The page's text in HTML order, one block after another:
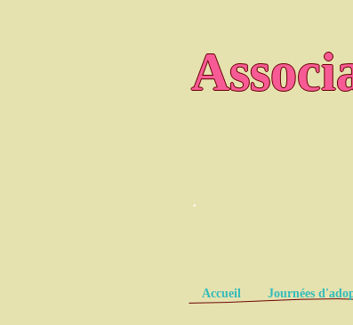
.
Pages
Accueil Journées